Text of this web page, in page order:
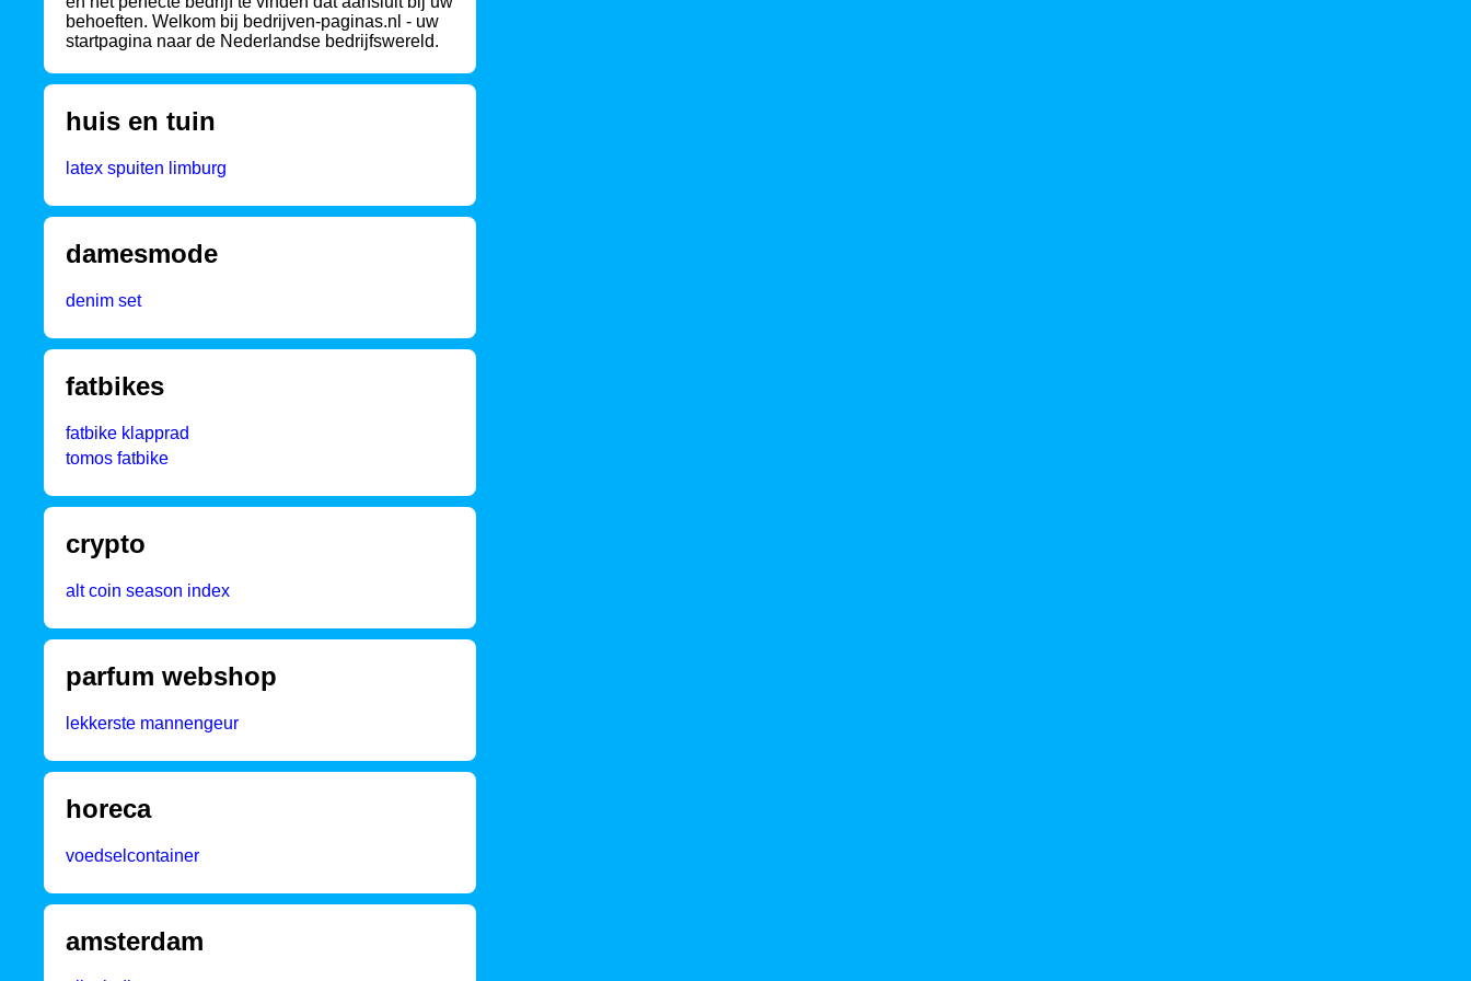
behoeften. Welkom bij bedrijven-paginas.nl - uw
startpagina naar de Nederlandse bedrijfswereld.
huis en tuin
latex spuiten limburg
damesmode
denim set
fatbikes
fatbike klapprad
tomos fatbike
crypto
alt coin season index
parfum webshop
lekkerste mannengeur
horeca
voedselcontainer
amsterdam